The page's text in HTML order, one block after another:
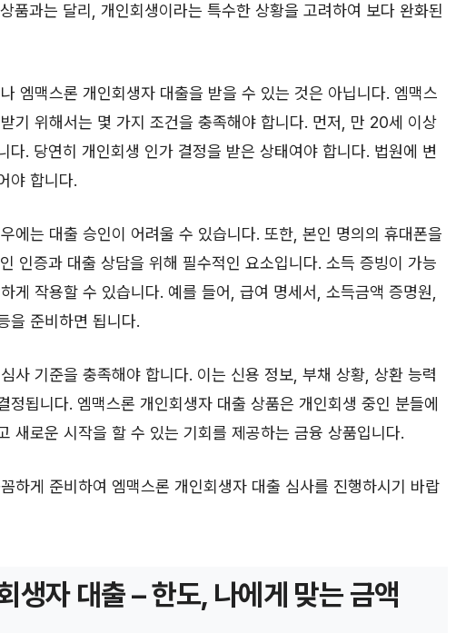
품과는 달리, 개인회생이라는 특수한 상황을 고려하여 보다 완화된
엠맥스론 개인회생자 대출을 받을 수 있는 것은 아닙니다. 엠맥스
기 위해서는 몇 가지 조건을 충족해야 합니다. 먼저, 만 20세 이상
다. 당연히 개인회생 인가 결정을 받은 상태여야 합니다. 법원에 변
야 합니다.
에는 대출 승인이 어려울 수 있습니다. 또한, 본인 명의의 휴대폰을
인증과 대출 상담을 위해 필수적인 요소입니다. 소득 증빙이 가능
게 작용할 수 있습니다. 예를 들어, 급여 명세서, 소득금액 증명원,
을 준비하면 됩니다.
사 기준을 충족해야 합니다. 이는 신용 정보, 부채 상황, 상환 능력
정됩니다. 엠맥스론 개인회생자 대출 상품은 개인회생 중인 분들에
새로운 시작을 할 수 있는 기회를 제공하는 금융 상품입니다.
하게 준비하여 엠맥스론 개인회생자 대출 심사를 진행하시기 바랍
생자 대출 – 한도, 나에게 맞는 금액